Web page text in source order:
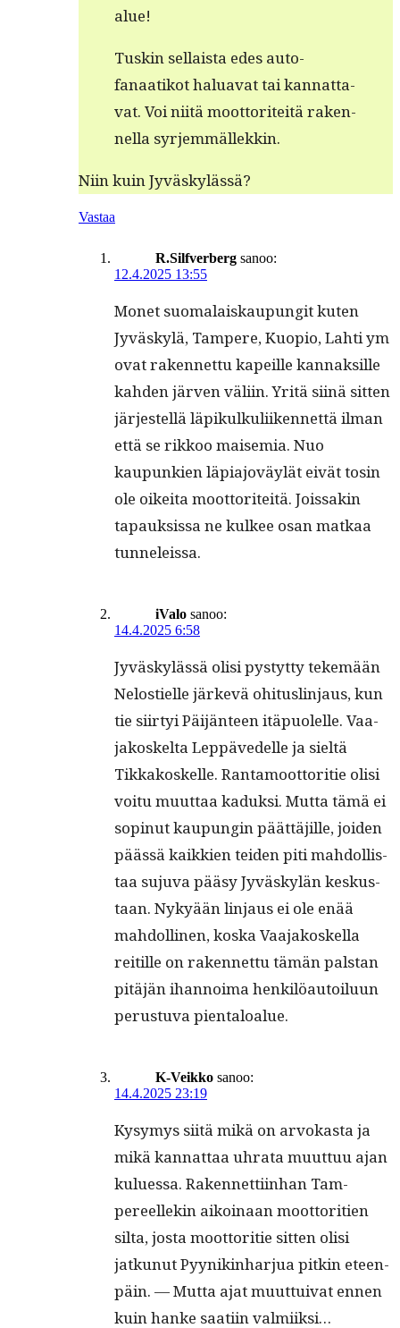
alue!
Tuskin sel­l­aista edes auto-
fanaatikot halu­a­vat tai kan­nat­ta­
vat. Voi niitä moot­toriteitä raken­
nel­la syrjemmällekkin.
Niin kuin Jyväskylässä?
Vastaa
R.Silfverberg sanoo:
12.4.2025 13:55
Mon­et suo­ma­laiskaupun­git kuten
Jyväskylä, Tam­pere, Kuo­pio, Lahti ym
ovat raken­net­tu kapeille kan­naksille
kah­den jär­ven väli­in. Yritä siinä sit­ten
jär­jestel­lä läpikulkuli­iken­net­tä ilman
että se rikkoo maisemia. Nuo
kaupunkien läpi­a­joväylät eivät tosin
ole oikei­ta moot­toriteitä. Jois­sakin
tapauk­sis­sa ne kul­kee osan matkaa
tunneleissa.
iValo sanoo:
14.4.2025 6:58
Jyväskylässä olisi pystyt­ty tekemään
Nelostielle järkevä ohi­tuslin­jaus, kun
tie siir­tyi Päi­jän­teen itäpuolelle. Vaa­
jakoskelta Lep­pävedelle ja sieltä
Tikkakoskelle. Ranta­moot­tori­tie olisi
voitu muut­taa kaduk­si. Mut­ta tämä ei
sopin­ut kaupun­gin päät­täjille, joiden
päässä kaikkien tei­den piti mah­dol­lis­
taa suju­va pääsy Jyväskylän keskus­
taan. Nykyään lin­jaus ei ole enää
mah­dolli­nen, kos­ka Vaa­jakoskel­la
reit­ille on raken­net­tu tämän pal­stan
pitäjän ihan­noima henkilöau­toilu­un
perus­tu­va pientaloalue.
K-Veikko sanoo:
14.4.2025 23:19
Kysymys siitä mikä on arvokas­ta ja
mikä kan­nat­taa uhra­ta muut­tuu ajan
kulues­sa. Raken­net­ti­in­han Tam­
pereellekin aikoinaan moot­tori­tien
sil­ta, jos­ta moot­tori­tie sit­ten olisi
jatkunut Pyynikin­har­jua pitkin eteen­
päin. — Mut­ta ajat muut­tui­v­at ennen
kuin han­ke saati­in valmiiksi…